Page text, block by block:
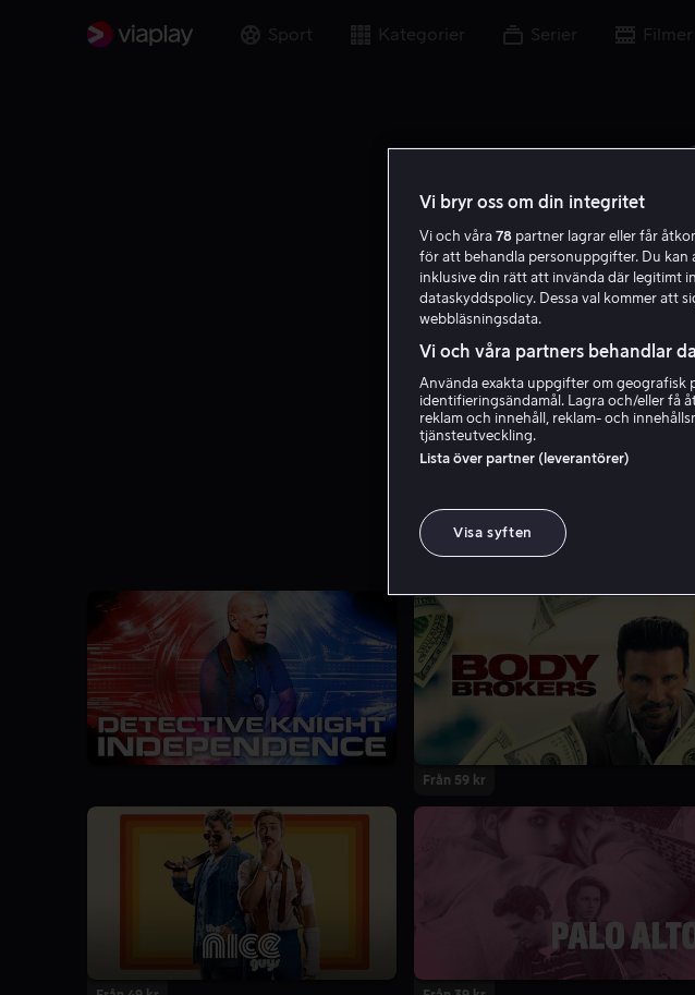
Sport Kategorier Serier Filmer
Från 59 kr
Vi bryr oss om din integritet
Vi och våra 78 partner lagrar eller får
för att behandla personuppgifter. Du kan
inklusive din rätt att invända där legitimt
dataskyddspolicy. Dessa val kommer att
webbläsningsdata.
Vi och våra partners behandlar
Använda exakta uppgifter om geografisk
identifieringsändamål. Lagra och/eller få
reklam och innehåll, reklam- och
tjänsteutveckling.
Lista över partner (leverantörer)
Visa syften